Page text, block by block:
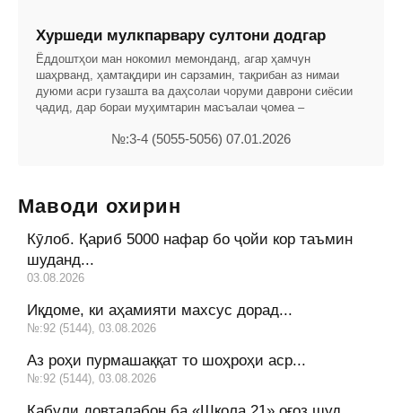
Хуршеди мулкпарвару султони додгар
Ёддоштҳои ман нокомил мемонданд, агар ҳамчун
шаҳрванд, ҳамтақдири ин сарзамин, тақрибан аз нимаи
дуюми асри гузашта ва даҳсолаи чоруми даврони сиёсии
ҷадид, дар бораи муҳимтарин масъалаи ҷомеа –
№:3-4 (5055-5056) 07.01.2026
Маводи охирин
Кӯлоб. Қариб 5000 нафар бо ҷойи кор таъмин
шуданд...
03.08.2026
Иқдоме, ки аҳамияти махсус дорад...
№:92 (5144), 03.08.2026
Аз роҳи пурмашаққат то шоҳроҳи аср...
№:92 (5144), 03.08.2026